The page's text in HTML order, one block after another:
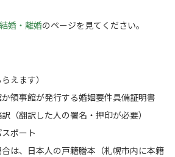
結婚・離婚のページを見てください。
えます）
領事館が発行する婚姻要件具備証明書
（翻訳した人の署名・押印が必要）
ポート
は、日本人の戸籍謄本（札幌市内に本籍